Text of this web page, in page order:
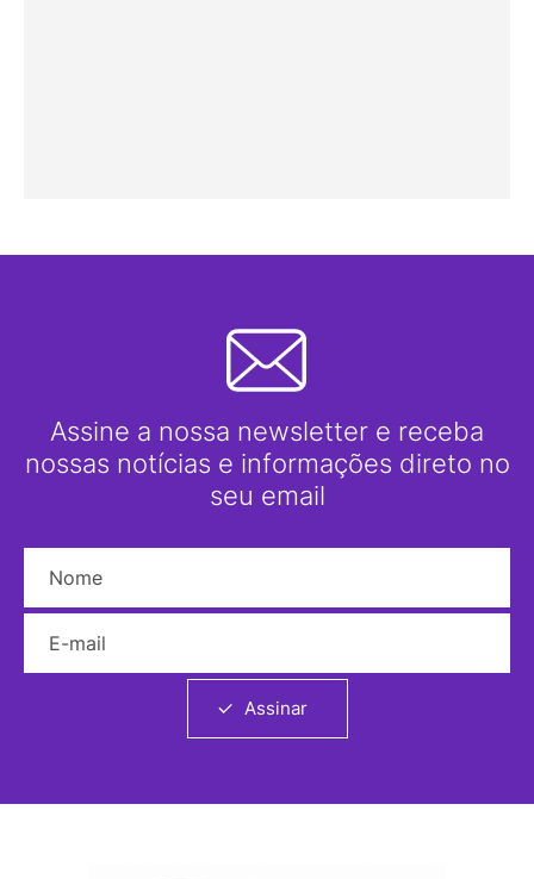
Assine a nossa newsletter e receba
nossas notícias e informações direto no
seu email
Assinar